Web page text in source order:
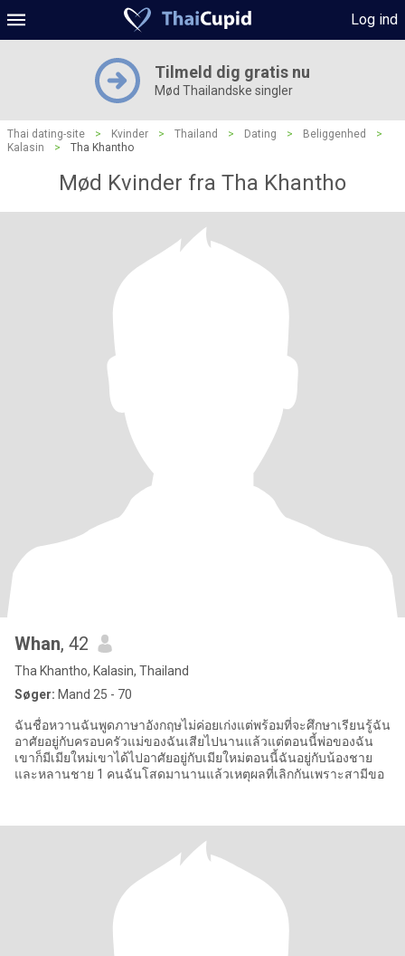
Log ind
Tilmeld dig gratis nu
Mød Thailandske singler
Thai dating-site > Kvinder > Thailand > Dating > Beliggenhed
>
Kalasin
> Tha Khantho
Mød Kvinder fra Tha Khantho
Whan, 42
Tha Khantho, Kalasin, Thailand
Søger: Mand 25 - 70
ฉันชื่อหวานฉันพูดภาษาอังกฤษไม่ค่อยเก่งแต่พร้อมที่จะศึกษาเรียนรู้ฉัน
อาศัยอยู่กับครอบครัวแม่ของฉันเสียไปนานแล้วแต่ตอนนี้พ่อของฉัน
เขาก็มีเมียใหม่เขาได้ไปอาศัยอยู่กับเมียใหม่ตอนนี้ฉันอยู่กับน้องชาย
และหลานชาย 1 คนฉันโสดมานานแล้วเหตุผลที่เลิกกันเพราะสามีขอ